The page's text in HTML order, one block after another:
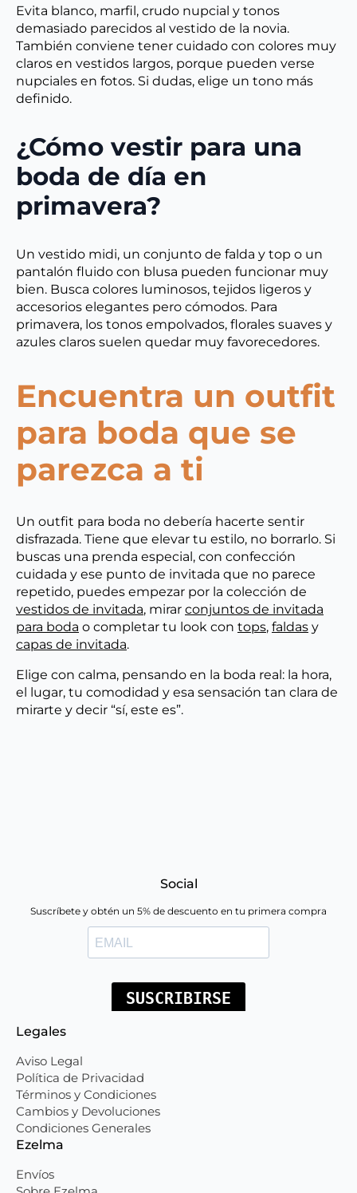
Evita blanco, marfil, crudo nupcial y tonos
demasiado parecidos al vestido de la novia.
También conviene tener cuidado con colores muy
claros en vestidos largos, porque pueden verse
nupciales en fotos. Si dudas, elige un tono más
definido.
¿Cómo vestir para una
boda de día en
primavera?
Un vestido midi, un conjunto de falda y top o un
pantalón fluido con blusa pueden funcionar muy
bien. Busca colores luminosos, tejidos ligeros y
accesorios elegantes pero cómodos. Para
primavera, los tonos empolvados, florales suaves y
azules claros suelen quedar muy favorecedores.
Encuentra un outfit
para boda que se
parezca a ti
Un outfit para boda no debería hacerte sentir
disfrazada. Tiene que elevar tu estilo, no borrarlo. Si
buscas una prenda especial, con confección
cuidada y ese punto de invitada que no parece
repetido, puedes empezar por la colección de
vestidos de invitada, mirar conjuntos de invitada
para boda o completar tu look con tops, faldas y
capas de invitada.
Elige con calma, pensando en la boda real: la hora,
el lugar, tu comodidad y esa sensación tan clara de
mirarte y decir “sí, este es”.
Social
Suscríbete y obtén un 5% de descuento en tu primera compra
Legales
Aviso Legal
Política de Privacidad
Términos y Condiciones
Cambios y Devoluciones
Condiciones Generales
Ezelma
Envíos